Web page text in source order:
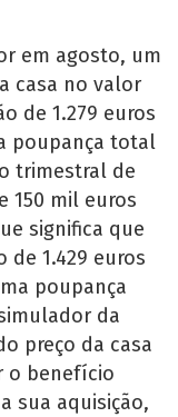
em agosto, um
casa no valor
de 1.279 euros
poupança total
trimestral de
150 mil euros
significa que
de 1.429 euros
poupança
da
preço da casa
o benefício
sua aquisição,